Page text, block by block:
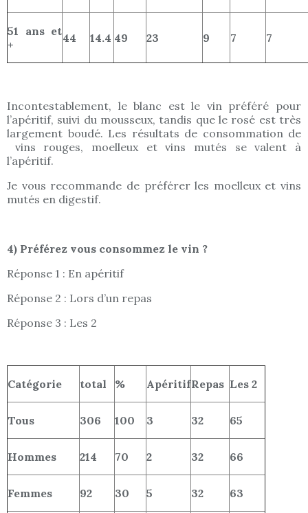
51 ans et
+
44 14.4 49 23 9 7 7
Incontestablement, le blanc est le vin préféré pour
l’apéritif, suivi du mousseux, tandis que le rosé est très
largement boudé. Les résultats de consommation de
vins rouges, moelleux et vins mutés se valent à
l’apéritif.
Je vous recommande de préférer les moelleux et vins
mutés en digestif.
4) Préférez vous consommez le vin ?
Réponse 1 : En apéritif
Réponse 2 : Lors d’un repas
Réponse 3 : Les 2
Catégorie total % ApéritifRepas Les 2
Tous 306 100 3 32 65
Hommes 214 70 2 32 66
Femmes 92 30 5 32 63